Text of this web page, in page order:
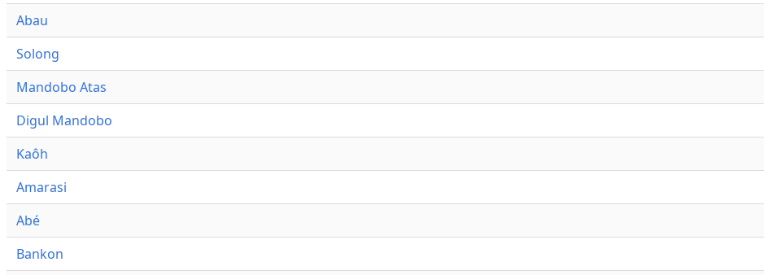
Abau
Solong
Mandobo Atas
Digul Mandobo
Kaôh
Amarasi
Abé
Bankon